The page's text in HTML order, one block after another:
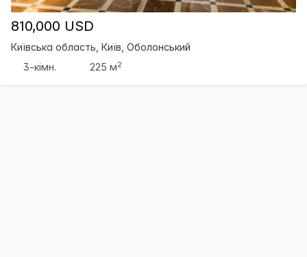
810,000 USD
Київська область, Київ, Оболонський
3-кімн.
225 м2